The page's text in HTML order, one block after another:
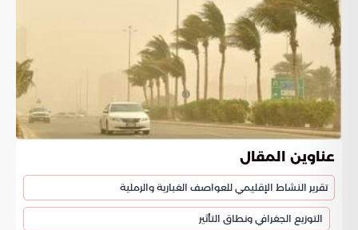
عناوين المقال
تقرير النشاط الإقليمي للعواصف الغبارية والرملية
التوزيع الجغرافي ونطاق التأثير